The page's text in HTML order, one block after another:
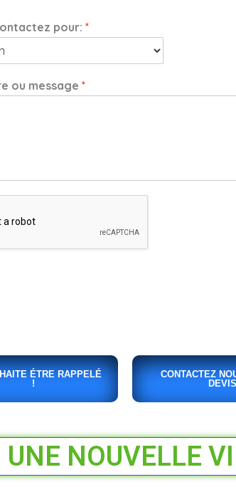
pour: *
ou message *
ÉTRE RAPPELÉ
!
CONTACTEZ
UNE NOUVELLE